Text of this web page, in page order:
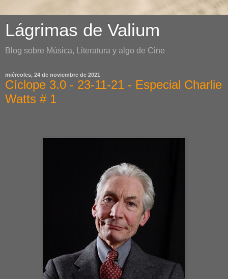
Lágrimas de Valium
Blog sobre Música, Literatura y algo de Cine
miércoles, 24 de noviembre de 2021
Cíclope 3.0 - 23-11-21 - Especial Charlie
Watts # 1